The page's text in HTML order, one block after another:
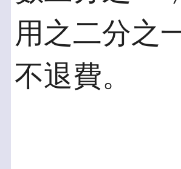
用之二分之
不退費。